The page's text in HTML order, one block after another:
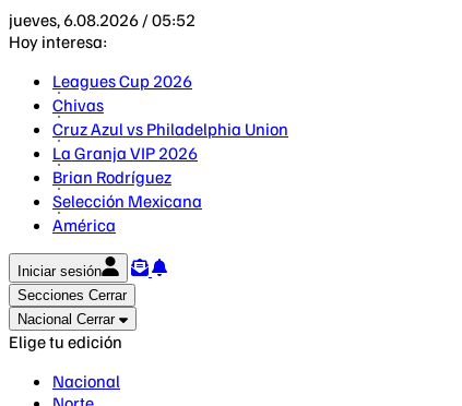
jueves, 6.08.2026 / 05:52
Hoy interesa:
Leagues Cup 2026
Chivas
Cruz Azul vs Philadelphia Union
La Granja VIP 2026
Brian Rodríguez
Selección Mexicana
América
Iniciar sesión
Secciones Cerrar
Nacional Cerrar
Elige tu edición
Nacional